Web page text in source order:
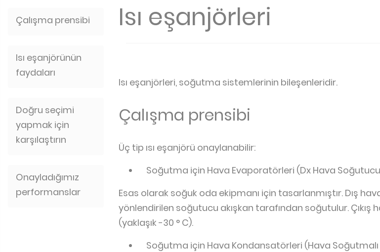
Çalışma prensibi
Isı eşanjörünün
faydaları
Doğru seçimi
yapmak için
karşılaştırın
Onayladığımız
performanslar
Isı eşanjörleri
Isı eşanjörleri, soğutma sistemlerinin bileşenleridir.
Çalışma prensibi
Üç tip ısı eşanjörü onaylanabilir:
Soğutma için Hava Evaporatörleri (Dx Hava
Esas olarak soğuk oda ekipmanı için tasarlanmıştır. Dış
yönlendirilen soğutucu akışkan tarafından soğutulur. Çıkış
(yaklaşık -30 ° C).
Soğutma için Hava Kondansatörleri (Hava